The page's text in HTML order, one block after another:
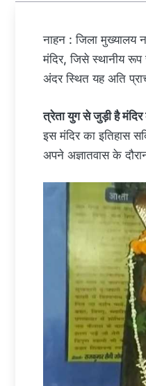
नाहन : जिला
मंदिर, जिसे स्थानीय
अंदर स्थित यह अति
त्रेता युग से जुड़ी है मंदिर
इस मंदिर का इतिहास
अपने अज्ञातवास के